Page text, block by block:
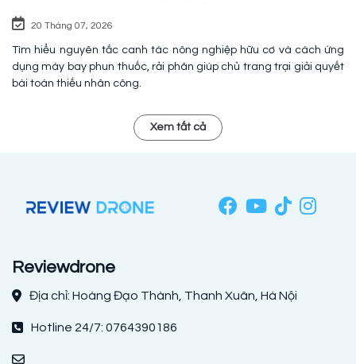
20 Tháng 07, 2026
Tìm hiểu nguyên tắc canh tác nông nghiệp hữu cơ và cách ứng
dụng máy bay phun thuốc, rải phân giúp chủ trang trại giải quyết
bài toán thiếu nhân công.
Xem tất cả
Reviewdrone
Địa chỉ: Hoàng Đạo Thành, Thanh Xuân, Hà Nội
Hotline 24/7: 0764390186